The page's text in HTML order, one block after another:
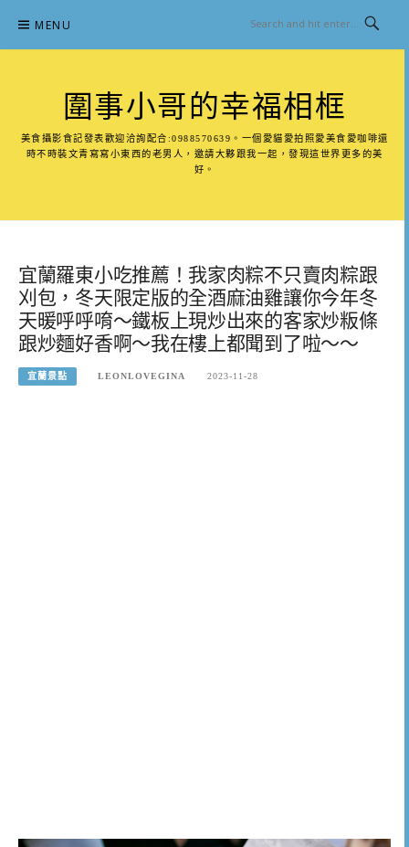
content
MENU
圍事小哥的幸福相框
美食攝影食記發表歡迎洽詢配合:0988570639。一個愛貓愛拍照愛美食愛咖啡還
時不時裝文青寫寫小東西的老男人，邀請大夥跟我一起，發現這世界更多的美
好。
宜蘭羅東小吃推薦！我家肉粽不只賣肉粽跟
刈包，冬天限定版的全酒麻油雞讓你今年冬
天暖呼呼唷～鐵板上現炒出來的客家炒粄條
跟炒麵好香啊～我在樓上都聞到了啦～～
宜蘭景點 LEONLOVEGINA 2023-11-28